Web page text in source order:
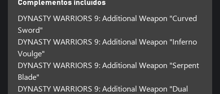
Complementos incluídos
DYNASTY WARRIORS 9: Additional Weapon "Curved
Sword"
DYNASTY WARRIORS 9: Additional Weapon "Inferno
Voulge"
DYNASTY WARRIORS 9: Additional Weapon "Serpent
Blade"
DYNASTY WARRIORS 9: Additional Weapon "Dual